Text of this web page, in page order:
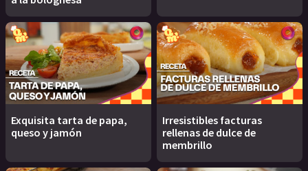
Exquisita tarta de papa,
queso y jamón
Irresistibles facturas
rellenas de dulce de
membrillo